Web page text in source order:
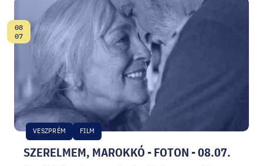
SZERELMEM, MAROKKÓ - FOTON - 08.07.
VESZPRÉM FILM
Dátum:
08
07